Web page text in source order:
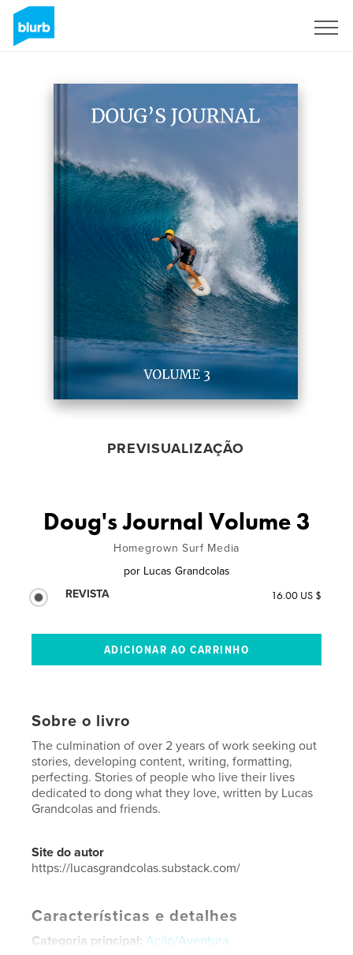
PREVISUALIZAÇÃO
Doug's Journal Volume 3
Homegrown Surf Media
por Lucas Grandcolas
REVISTA
16.00 US $
Sobre o livro
The culmination of over 2 years of work seeking out
stories, developing content, writing, formatting,
perfecting. Stories of people who live their lives
dedicated to dong what they love, written by Lucas
Grandcolas and friends.
Site do autor
https://lucasgrandcolas.substack.com/
Características e detalhes
Categoria principal: Ação/Aventura